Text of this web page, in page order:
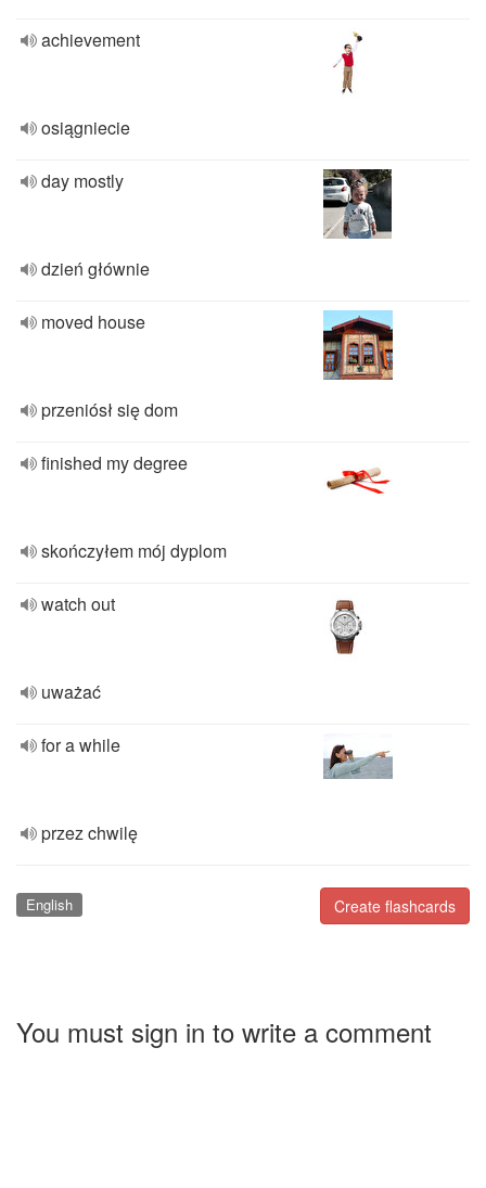
achievement
osiągniecie
day mostly
dzień głównie
moved house
przeniósł się dom
finished my degree
skończyłem mój dyplom
watch out
uważać
for a while
przez chwilę
Create flashcards
English
You must sign in to write a comment